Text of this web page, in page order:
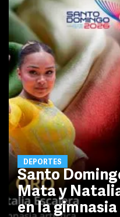
DEPORTES
Santo
Mata y
en la